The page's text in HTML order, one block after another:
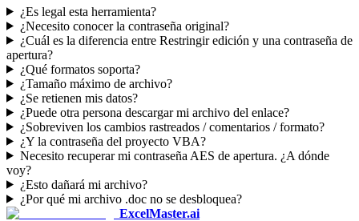
¿Es legal esta herramienta?
¿Necesito conocer la contraseña original?
¿Cuál es la diferencia entre Restringir edición y una contraseña de
apertura?
¿Qué formatos soporta?
¿Tamaño máximo de archivo?
¿Se retienen mis datos?
¿Puede otra persona descargar mi archivo del enlace?
¿Sobreviven los cambios rastreados / comentarios / formato?
¿Y la contraseña del proyecto VBA?
Necesito recuperar mi contraseña AES de apertura. ¿A dónde
voy?
¿Esto dañará mi archivo?
¿Por qué mi archivo .doc no se desbloquea?
ExcelMaster.ai